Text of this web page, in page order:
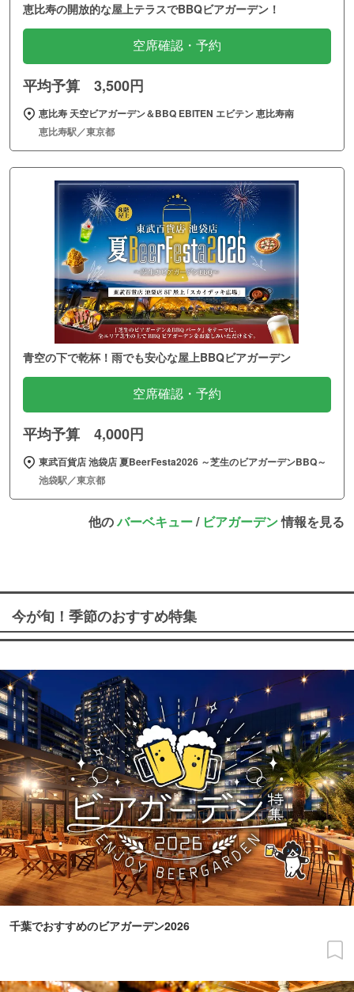
恵比寿の開放的な屋上テラスでBBQビアガーデン！
空席確認・予約
平均予算 3,500円
恵比寿 天空ビアガーデン＆BBQ EBITEN エビテン 恵比寿南
恵比寿駅／東京都
青空の下で乾杯！雨でも安心な屋上BBQビアガーデン
空席確認・予約
平均予算 4,000円
東武百貨店 池袋店 夏BeerFesta2026 ～芝生のビアガーデンBBQ～
池袋駅／東京都
他のバーベキュー/ ビアガーデン情報を見る
今が旬！季節のおすすめ特集
千葉でおすすめのビアガーデン2026